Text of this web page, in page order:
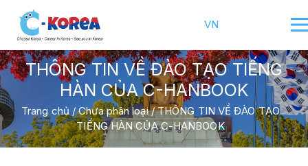
VN
THÔNG TIN VỀ ĐÀO TẠO TIẾNG
HÀN CỦA C-HANBOOK
Trang chủ/Chưa phân loại/THÔNG TIN VỀ ĐÀO TẠO
TIẾNG HÀN CỦA C-HANBOOK